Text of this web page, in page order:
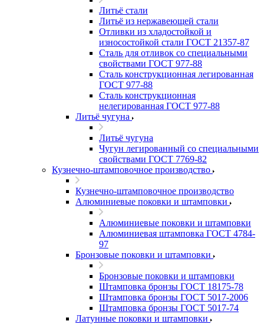
Литьё стали
Литьё из нержавеющей стали
Отливки из хладостойкой и
износостойкой стали ГОСТ 21357-87
Сталь для отливок со специальными
свойствами ГОСТ 977-88
Сталь конструкционная легированная
ГОСТ 977-88
Сталь конструкционная
нелегированная ГОСТ 977-88
Литьё чугуна
Литьё чугуна
Чугун легированный со специальными
свойствами ГОСТ 7769-82
Кузнечно-штамповочное производство
Кузнечно-штамповочное производство
Алюминиевые поковки и штамповки
Алюминиевые поковки и штамповки
Алюминиевая штамповка ГОСТ 4784-
97
Бронзовые поковки и штамповки
Бронзовые поковки и штамповки
Штамповка бронзы ГОСТ 18175-78
Штамповка бронзы ГОСТ 5017-2006
Штамповка бронзы ГОСТ 5017-74
Латунные поковки и штамповки